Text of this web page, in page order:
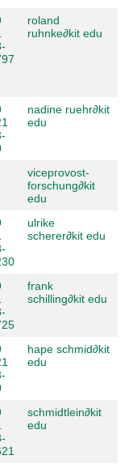
roland
ruhnke∂kit edu
nadine ruehr∂kit
edu
viceprovost-
forschung∂kit
edu
ulrike
scherer∂kit edu
frank
schilling∂kit edu
hape schmid∂kit
edu
schmidtlein∂kit
edu